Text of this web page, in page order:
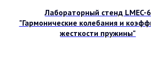
Лабораторный стенд LMEC-6
"Гармонические колебания и
жесткости пружины"